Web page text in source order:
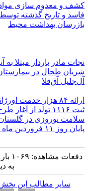
و معدوم سازی مواد
و تاریخ گذشته توسط
بهداشت محیط
مادر باردار مبتلا به
طحال در بیمارستان
آق‌قلا
ارائه ۸۴ هزار خدمت
ثبت ۱۱۱۶ تولد از آغاز طرح
نوروزی در گلستان
روز ۱۱ فروردین ماه ۱۴۰۵
دفعات مشاهده: ۱۰۶۹ بار |
به
سایر مطالب این بخش